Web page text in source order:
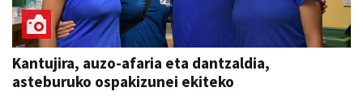
Kantujira, auzo-afaria eta dantzaldia,
asteburuko ospakizunei ekiteko